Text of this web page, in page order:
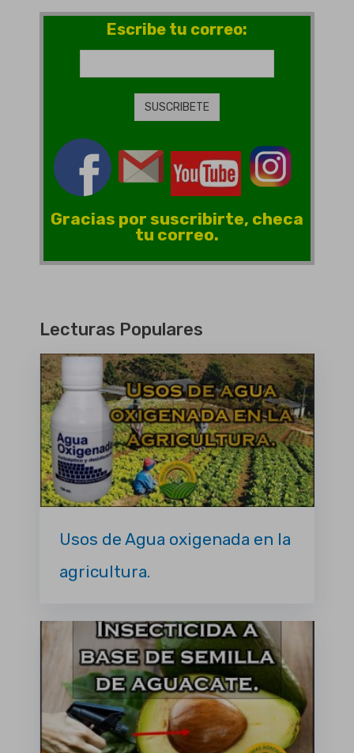
Escribe tu correo:
Gracias por suscribirte, checa
tu correo.
Lecturas Populares
Usos de Agua oxigenada en la
agricultura.